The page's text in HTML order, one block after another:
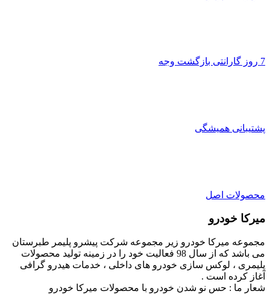
7 روز گارانتی بازگشت وجه
پشتیبانی همیشگی
محصولات اصل
میرکا خودرو
مجموعه میرکا خودرو زیر مجموعه شرکت پیشرو پلیمر طبرستان
می باشد که از سال 98 فعالیت خود را در زمینه تولید محصولات
پلیمری ، لوکس سازی خودرو های داخلی ، خدمات هیدرو گرافی
آغاز کرده است .
شعار ما : حس نو شدن خودرو با محصولات میرکا خودرو